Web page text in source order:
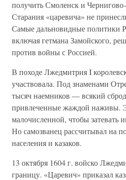
получить Смоленск и
Старания «царевича» не
Самые дальновидные политики
включая гетмана Замойского,
против войны с Россией.
В походе Лжедмитрия I
участвовала. Под знаменами
тысяч наемников — всякий
привлеченные жаждой наживы.
малочисленной, чтобы затевать
Но самозванец рассчитывал на
населения и казаков.
13 октября 1604 г. войско
границу. «Царевич» приказал